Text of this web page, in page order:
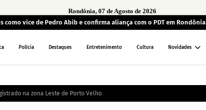
Rondônia, 07 de Agosto de 2026
como vice de Pedro Abib e confirma aliança com o PDT em Rondônia
Polícia Destaques Entretenimento Cultura Novidades
na zona Leste de Porto Velho